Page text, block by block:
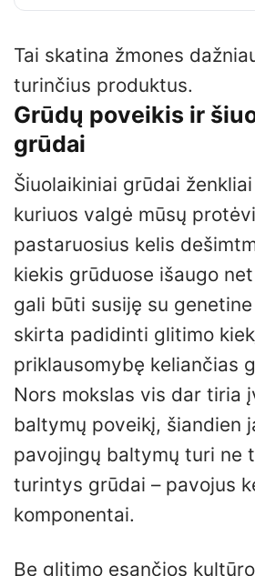
Tai skatina žmones
turinčius produktus.
Grūdų poveikis ir
grūdai
Šiuolaikiniai grūdai
kuriuos valgė mūsų
pastaruosius kelis
kiekis grūduose išaugo
gali būti susiję su
skirta padidinti glitimo
priklausomybę keliančias
Nors mokslas vis dar tiria
baltymų poveikį, šiandien
pavojingų baltymų turi ne
turintys grūdai – pavojus
komponentai.
Be glitimo esančios